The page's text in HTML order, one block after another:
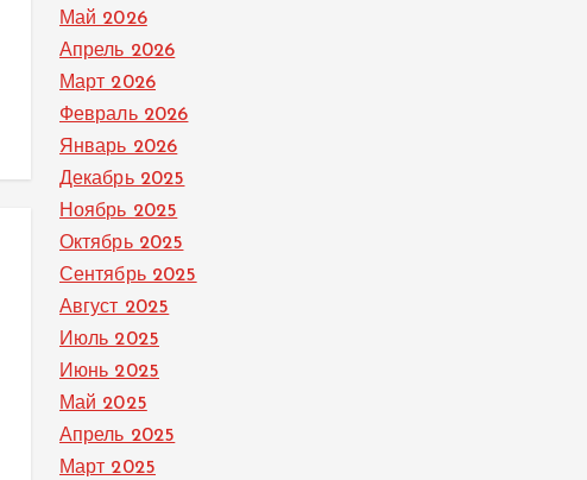
Май 2026
Апрель 2026
Март 2026
Февраль 2026
Январь 2026
Декабрь 2025
Ноябрь 2025
Октябрь 2025
Сентябрь 2025
Август 2025
Июль 2025
Июнь 2025
Май 2025
Апрель 2025
Март 2025